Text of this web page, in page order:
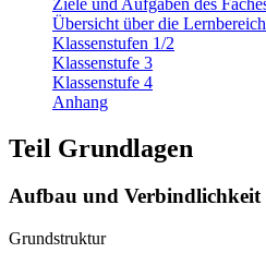
Übersicht über die
Klassenstufen 1/2
Klassenstufe 3
Klassenstufe 4
Anhang
Teil Grundlagen
Aufbau und Verbindlichkeit
Grundstruktur